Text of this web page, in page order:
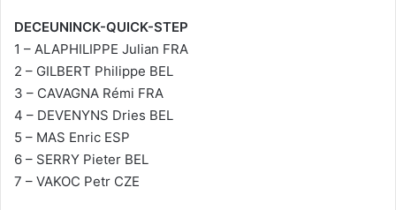
DECEUNINCK-QUICK-STEP
1 – ALAPHILIPPE Julian FRA
2 – GILBERT Philippe BEL
3 – CAVAGNA Rémi FRA
4 – DEVENYNS Dries BEL
5 – MAS Enric ESP
6 – SERRY Pieter BEL
7 – VAKOC Petr CZE